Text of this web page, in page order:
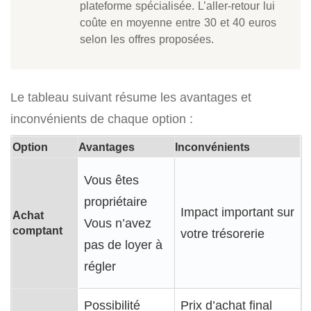
plateforme spécialisée. L’aller-retour lui
coûte en moyenne entre 30 et 40 euros
selon les offres proposées.
Le tableau suivant résume les avantages et
inconvénients de chaque option :
Option Avantages Inconvénients
Achat
comptant
Vous êtes
propriétaire
Vous n’avez
pas de loyer à
régler
Impact important sur
votre trésorerie
Possibilité
Prix d’achat final